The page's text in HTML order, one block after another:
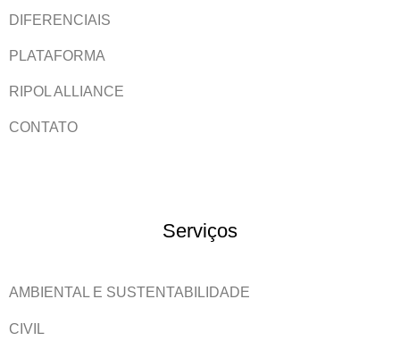
DIFERENCIAIS
PLATAFORMA
RIPOL ALLIANCE
CONTATO
Serviços
AMBIENTAL E SUSTENTABILIDADE
CIVIL